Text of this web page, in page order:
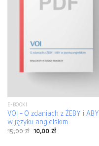
E-BOOKI
VOI – O zdaniach z ŻEBY i ABY
w języku angielskim
15,00zł 10,00zł